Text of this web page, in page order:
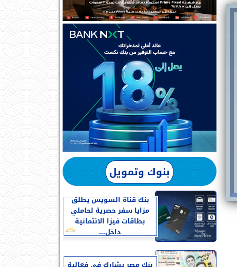
بنوك وتمويل
بنك قناة السويس يطلق
مزايا سفر حصرية لحاملي
بطاقات فيزا الائتمانية
داخل...